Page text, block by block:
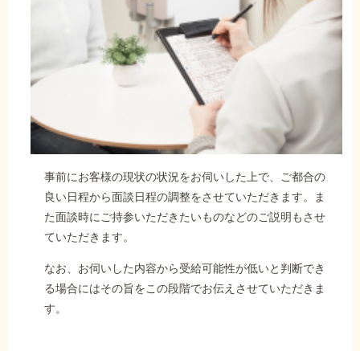
事前にお客様の現状の状況をお伺いした上で、ご都合の
良い日程から面談日程の調整をさせていただきます。ま
た面談時にご持参いただきたいものなどのご説明もさせ
ていただきます。
なお、お伺いした内容から受給可能性が低いと判断でき
る場合にはその旨をこの段階でお伝えさせていただきま
す。